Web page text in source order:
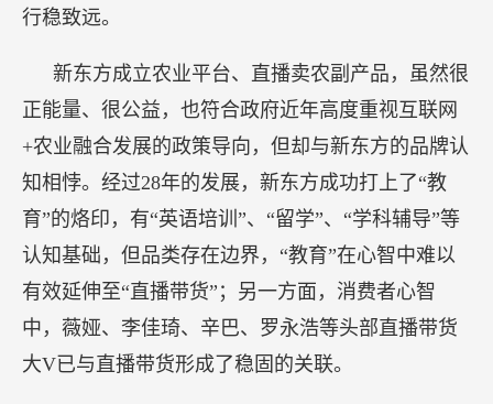
行稳致远。
新东方成立农业平台、直播卖农副产品，虽然很
正能量、很公益，也符合政府近年高度重视互联网
+农业融合发展的政策导向，但却与新东方的品牌认
知相悖。经过28年的发展，新东方成功打上了“教
育”的烙印，有“英语培训”、“留学”、“学科辅导”等
认知基础，但品类存在边界，“教育”在心智中难以
有效延伸至“直播带货”；另一方面，消费者心智
中，薇娅、李佳琦、辛巴、罗永浩等头部直播带货
大V已与直播带货形成了稳固的关联。